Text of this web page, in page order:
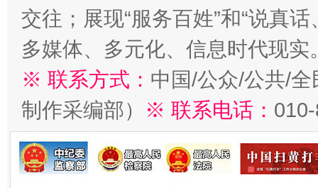
交往；展现“服务百姓”和“说真
多媒体、多元化、信息时代现实
※ 联系方式： 中国/公众/公共/
制作采编部）
※ 联系电话：